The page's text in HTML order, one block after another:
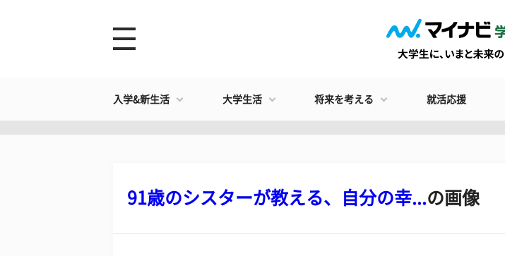
入学&新生活 大学生活 将来を考える 就活応援
91歳のシスターが教える、自分の幸...の画像